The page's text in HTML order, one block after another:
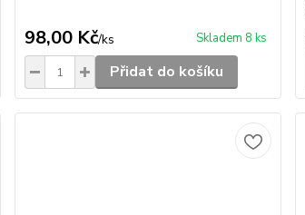
98,00 Kč/ks Skladem 8 ks
Přidat do košíku